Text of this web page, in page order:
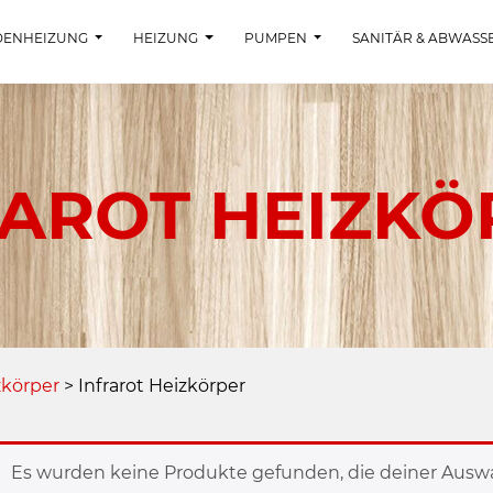
HEIZUNG PUMPEN SANITÄR &
> Infrarot Heizkörper
Es wurden keine Produkte gefunden, die deiner